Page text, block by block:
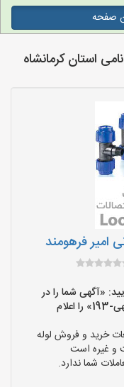
صفحه
استان کرمانشاه
امیر فرهومند
«آگهی شما را در
سایت «لوله اتصالات» دیده ام و کد «آگهی-193» را اعلام
خرید و فروش لوله
و غیره است
شما ندارد.